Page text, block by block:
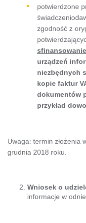
potwierdzone
zgodność z
urządzeń
niezbędnych
kopie faktur
dokumentów
przykład
Uwaga: termin złożenia
grudnia 2018 roku.
Wniosek o
informacje w